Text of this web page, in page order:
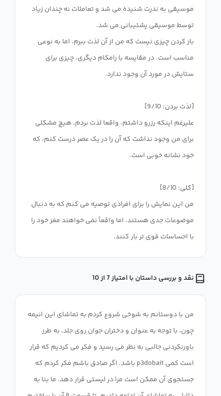
موسیقی به ندرت شنیده می شد و تعاملات نه چندان زیاد
باز کردن چیزی نیست که من از آن لذت ببرم، اما به نوعی
مناسب است. در مقایسه با رامکام دیگری، چیزی برای
علیرغم اینکه رزرو داشتم، واقعا لذت بردم. هیچ مشکلی
برای من وجود نداشت که آن را در یک عصر درست کنم، که
من این نمایش را برای افرادی توصیه می کنم که به دنبال
موضوعات جدی هستند، اما واقعاً نمی خواهند مغز خود را
با احساسات قوی تر بار کنند.
نقد و بررسی داستان با امتیاز 7 از 10
من با دوستانم به شوخی شروع کردم به تماشای این انیمه
چون، با توجه به عنوان و دختران جوان روی جلد، به طرز
باورنکردنی جالبی به نظر می رسید و فکر می کردیم که قرار
است کمی p3dobait باشد. اگر صادق باشم فکر کردم که
جستجوی آن ممکن است مرا در لیستی قرار دهد. ما بنا به